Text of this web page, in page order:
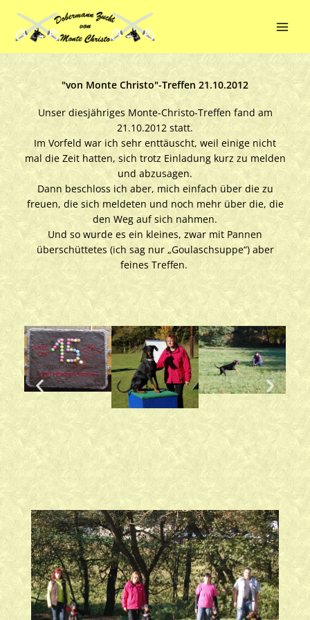
Inhalt
springen
"von Monte Christo"-Treffen 21.10.2012
Unser diesjähriges Monte-Christo-Treffen fand am
21.10.2012 statt.
Im Vorfeld war ich sehr enttäuscht, weil einige nicht
mal die Zeit hatten, sich trotz Einladung kurz zu melden
und abzusagen.
Dann beschloss ich aber, mich einfach über die zu
freuen, die sich meldeten und noch mehr über die, die
den Weg auf sich nahmen.
Und so wurde es ein kleines, zwar mit Pannen
überschüttetes (ich sag nur „Goulaschsuppe“) aber
feines Treffen.